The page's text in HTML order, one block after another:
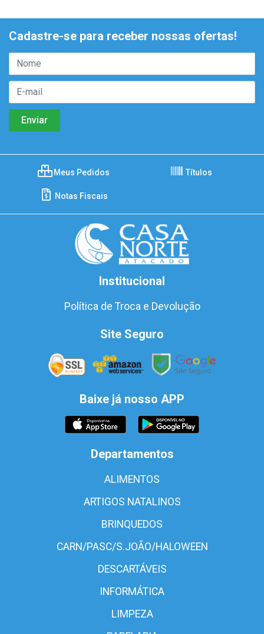
Cadastre-se para receber nossas ofertas!
Meus Pedidos Títulos
Notas Fiscais
Institucional
Política de Troca e Devolução
Site Seguro
Baixe já nosso APP
Departamentos
ALIMENTOS
ARTIGOS NATALINOS
BRINQUEDOS
CARN/PASC/S.JOÃO/HALOWEEN
DESCARTÁVEIS
INFORMÁTICA
LIMPEZA